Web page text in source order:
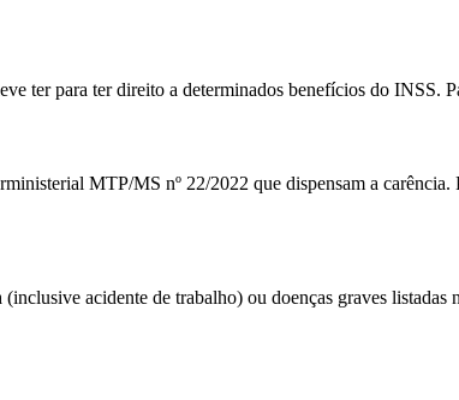
ter para ter direito a determinados benefícios do INSS.
MTP/MS nº 22/2022 que dispensam a
acidente de trabalho) ou doenças graves